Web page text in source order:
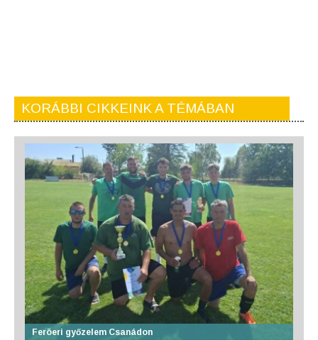
KORÁBBI CIKKEINK A TÉMÁBAN
Feröeri győzelem Csanádon